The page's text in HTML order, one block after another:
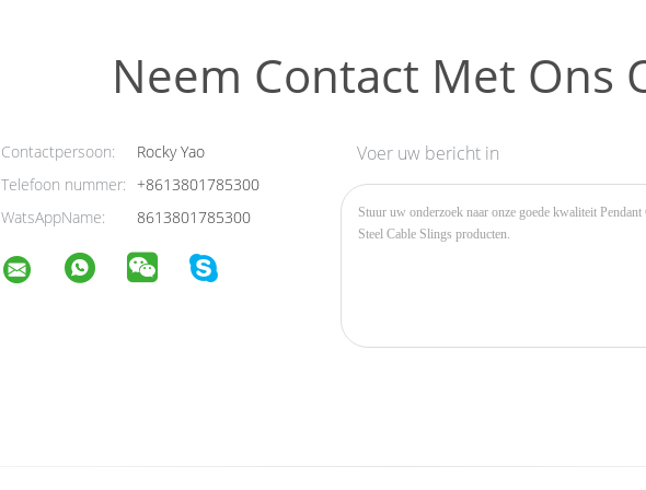
Neem Contact Met Ons
Contactpersoon:
Rocky Yao
Telefoon nummer: +8613801785300
WatsAppName:
8613801785300
Voer uw bericht in